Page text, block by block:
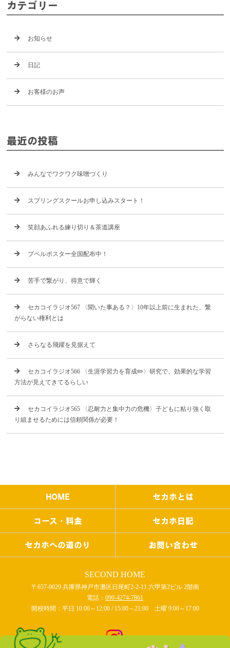
カテゴリー
お知らせ
日記
お客様のお声
最近の投稿
みんなでワクワク味噌づくり
スプリングスクールお申し込みスタート！
笑顔あふれる練り切り＆茶道講座
プペルポスター全国配布中！
苦手で繋がり、得意で輝く
セカコイラジオ567 〈聞いた事ある？〉10年以上前に生まれた、繋
がらない権利とは
さらなる飛躍を見据えて
セカコイラジオ566 〈生涯学習力を育成✏️〉研究で、効果的な学習
方法が見えてきてるらしい
セカコイラジオ565 〈忍耐力と集中力の危機〉子どもに粘り強く取
り組ませるためには信頼関係が必要！
HOME セカホとは
コース・料金 セカホ日記
セカホへの道のり お問い合わせ
SECOND HOME
〒657-0029 兵庫県神戸市灘区日尾町2-2-11 六甲第2ビル 2階南
電話： 090-4274-7861
開校時間：平日 10:00～12:00 / 15:00～21:00 土曜 9:00～17:00